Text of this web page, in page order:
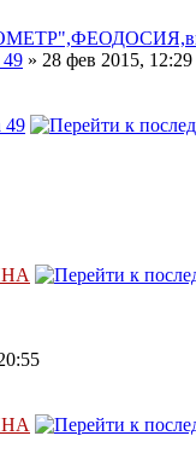
49 » 28 фев 2015, 12:29
49